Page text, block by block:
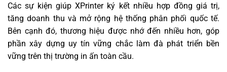
Các sự kiện giúp XPrinter ký kết nhiều hợp đồng giá trị,
tăng doanh thu và mở rộng hệ thống phân phối quốc tế.
Bên cạnh đó, thương hiệu được nhớ đến nhiều hơn, góp
phần xây dựng uy tín vững chắc làm đà phát triển bền
vững trên thị trường in ấn toàn cầu.